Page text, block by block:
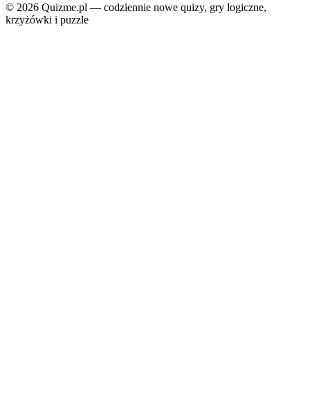
© 2026 Quizme.pl — codziennie nowe quizy, gry logiczne,
krzyżówki i puzzle